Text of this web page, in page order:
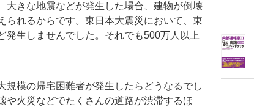
大きな地震などが発生した場合、建物が倒壊
られるからです。東日本大震災において、東
生しませんでした。それでも500万人以上
規模の帰宅困難者が発生したらどうなるでし
や火災などでたくさんの道路が渋滞するほ